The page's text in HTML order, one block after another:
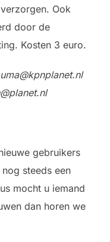
Ook
door de
Kosten 3 euro.
gebruikers
steeds een
mocht u iemand
dan horen we